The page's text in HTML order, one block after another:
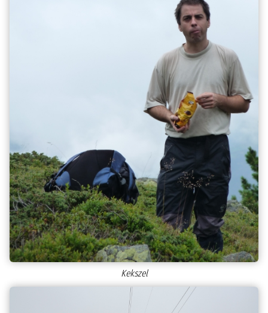
Kekszel